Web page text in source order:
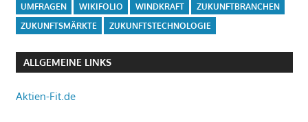
UMFRAGEN
WIKIFOLIO WINDKRAFT
ZUKUNFTBRANCHEN
ZUKUNFTSMÄRKTE
ZUKUNFTSTECHNOLOGIE
ALLGEMEINE LINKS
Aktien-Fit.de